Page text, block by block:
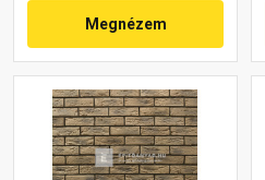
Megnézem